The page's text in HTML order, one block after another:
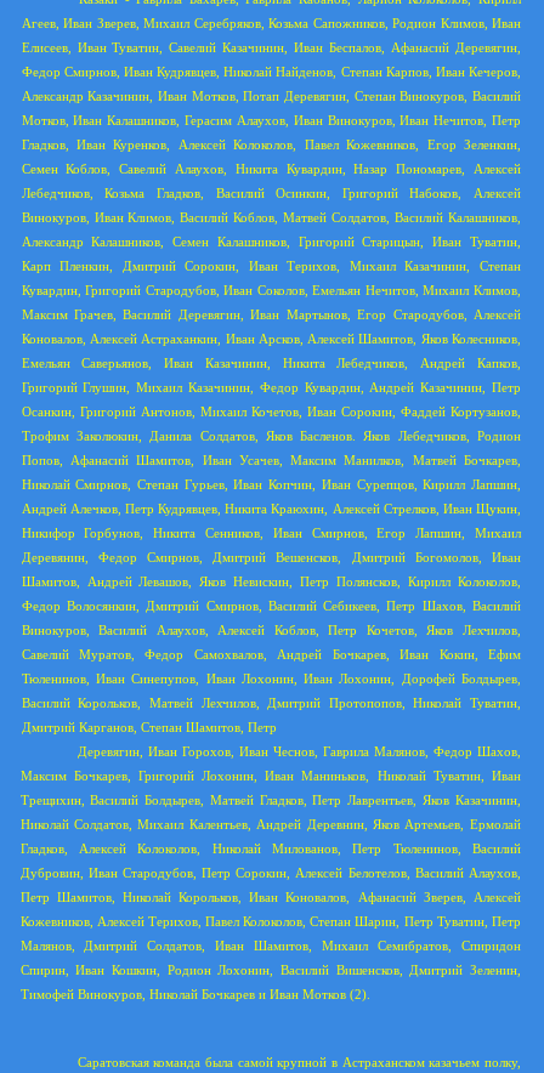
Агеев, Иван Зверев, Михаил Серебряков, Козьма Сапожников, Родион Климов, Иван
Елисеев, Иван Туватин, Савелий Казачинин, Иван Беспалов, Афанасий Деревягин,
Федор Смирнов, Иван Кудрявцев, Николай Найденов, Степан Карпов, Иван Кечеров,
Александр Казачинин, Иван Мотков, Потап Деревягин, Степан Винокуров, Василий
Мотков, Иван Калашников, Герасим Алаухов, Иван Винокуров, Иван Нечитов, Петр
Гладков, Иван Куренков, Алексей Колоколов, Павел Кожевников, Егор Зеленкин,
Семен Коблов, Савелий Алаухов, Никита Кувардин, Назар Пономарев, Алексей
Лебедчиков, Козьма Гладков, Василий Осинкин, Григорий Набоков, Алексей
Винокуров, Иван Климов, Василий Коблов, Матвей Солдатов, Василий Калашников,
Александр Калашников, Семен Калашников, Григорий Старицын, Иван Туватин,
Карп Пленкин, Дмитрий Сорокин, Иван Терихов, Михаил Казачинин, Степан
Кувардин, Григорий Стародубов, Иван Соколов, Емельян Нечитов, Михаил Климов,
Максим Грачев, Василий Деревягин, Иван Мартынов, Егор Стародубов, Алексей
Коновалов, Алексей Астраханкин, Иван Арсков, Алексей Шамитов, Яков Колесников,
Емельян Саверьянов, Иван Казачинин, Никита Лебедчиков, Андрей Капков,
Григорий Глушин, Михаил Казачинин, Федор Кувардин, Андрей Казачинин, Петр
Осанкин, Григорий Антонов, Михаил Кочетов, Иван Сорокин, Фаддей Кортузанов,
Трофим Заколюкин, Данила Солдатов, Яков Басленов. Яков Лебедчиков, Родион
Попов, Афанасий Шамитов, Иван Усачев, Максим Манилков, Матвей Бочкарев,
Николай Смирнов, Степан Гурьев, Иван Копчин, Иван Сурепцов, Кирилл Лапшин,
Андрей Алечков, Петр Кудрявцев, Никита Краюхин, Алексей Стрелков, Иван Щукин,
Никифор Горбунов, Никита Сенников, Иван Смирнов, Егор Лапшин, Михаил
Деревянин, Федор Смирнов, Дмитрий Вешенсков, Дмитрий Богомолов, Иван
Шамитов, Андрей Левашов, Яков Невискин, Петр Полянсков, Кирилл Колоколов,
Федор Волосянкин, Дмитрий Смирнов, Василий Себикеев, Петр Шахов, Василий
Винокуров, Василий Алаухов, Алексей Коблов, Петр Кочетов, Яков Лехчилов,
Савелий Муратов, Федор Самохвалов, Андрей Бочкарев, Иван Кокин, Ефим
Тюленинов, Иван Синепупов, Иван Лохонин, Иван Лохонин, Дорофей Болдырев,
Василий Корольков, Матвей Лехчилов, Дмитрий Протопопов, Николай Туватин,
Дмитрий Карганов, Степан Шамитов, Петр
Деревягин, Иван Горохов, Иван Чеснов, Гаврила Малянов, Федор Шахов,
Максим Бочкарев, Григорий Лохонин, Иван Маниньков, Николай Туватин, Иван
Трещихин, Василий Болдырев, Матвей Гладков, Петр Лаврентьев, Яков Казачинин,
Николай Солдатов, Михаил Калентьев, Андрей Деревнин, Яков Артемьев, Ермолай
Гладков, Алексей Колоколов, Николай Милованов, Петр Тюленинов, Василий
Дубровин, Иван Стародубов, Петр Сорокин, Алексей Белотелов, Василий Алаухов,
Петр Шамитов, Николай Корольков, Иван Коновалов, Афанасий Зверев, Алексей
Кожевников, Алексей Терихов, Павел Колоколов, Степан Шарин, Петр Туватин, Петр
Малянов, Дмитрий Солдатов, Иван Шамитов, Михаил Семибратов, Спиридон
Спирин, Иван Кошкин, Родион Лохонин, Василий Вишенсков, Дмитрий Зеленин,
Тимофей Винокуров, Николай Бочкарев и Иван Мотков (2).
Саратовская команда была самой крупной в Астраханском казачьем полку,